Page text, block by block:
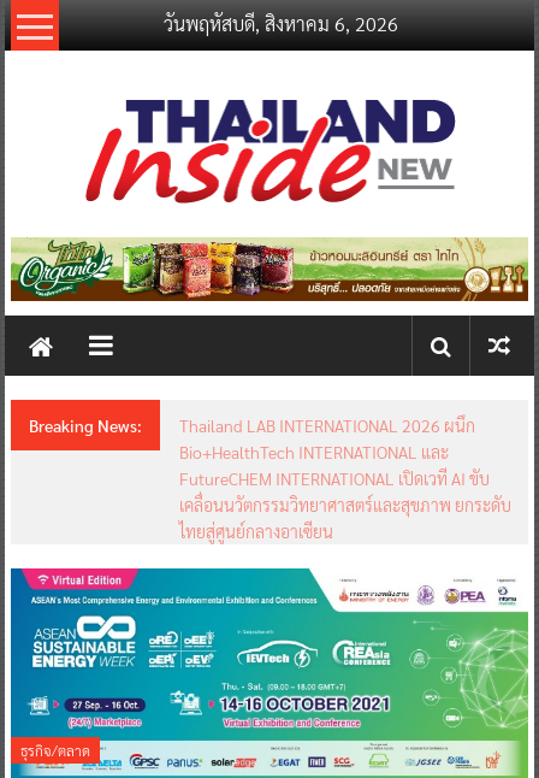
Skip
to
วันพฤหัสบดี, สิงหาคม 6, 2026
thailandinsidenew.com
Thailand
New
Breaking News:
Thailand LAB INTERNATIONAL 2026 ผนึก
Bio+HealthTech INTERNATIONAL และ
FutureCHEM INTERNATIONAL เปิดเวที AI ขับ
เคลื่อนนวัตกรรมวิทยาศาสตร์และสุขภาพ ยกระดับ
ไทยสู่ศูนย์กลางอาเซียน
ธุรกิจ/ตลาด